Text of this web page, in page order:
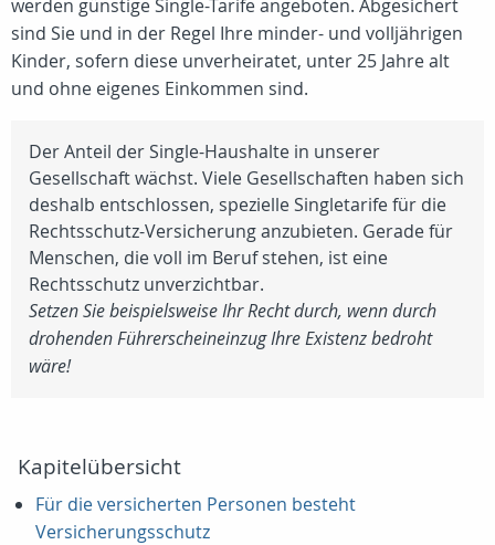
werden günstige Single-Tarife angeboten. Abgesichert
sind Sie und in der Regel Ihre minder- und volljährigen
Kinder, sofern diese unverheiratet, unter 25 Jahre alt
und ohne eigenes Einkommen sind.
Der Anteil der Single-Haushalte in unserer
Gesellschaft wächst. Viele Gesellschaften haben sich
deshalb entschlossen, spezielle Singletarife für die
Rechtsschutz-Versicherung anzubieten. Gerade für
Menschen, die voll im Beruf stehen, ist eine
Rechtsschutz unverzichtbar.
Setzen Sie beispielsweise Ihr Recht durch, wenn durch
drohenden Führerscheineinzug Ihre Existenz bedroht
wäre!
Kapitelübersicht
Für die versicherten Personen besteht
Versicherungsschutz